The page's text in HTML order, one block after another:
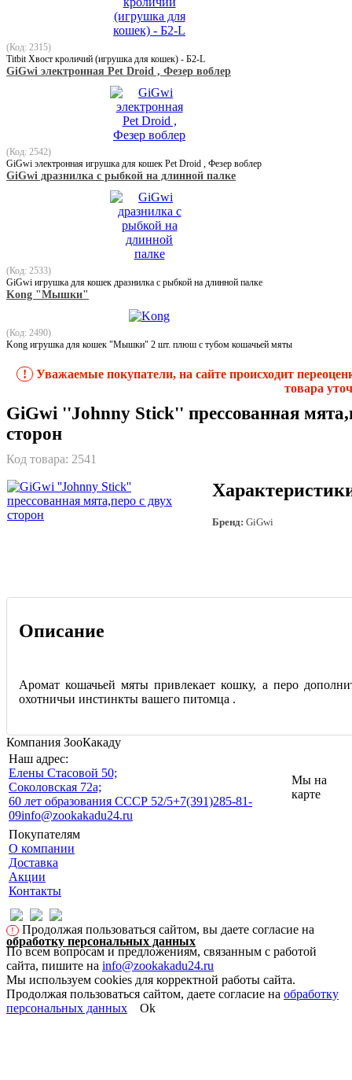
(Код: 2315)
Titbit Хвост кроличий (игрушка для кошек) - Б2-L
GiGwi электронная Pet Droid , Фезер воблер
(Код: 2542)
GiGwi электронная игрушка для кошек Pet Droid , Фезер воблер
GiGwi дразнилка с рыбкой на длинной палке
(Код: 2533)
GiGwi игрушка для кошек дразнилка с рыбкой на длинной палке
Kong "Мышки"
(Код: 2490)
Kong игрушка для кошек "Мышки" 2 шт. плюш с тубом кошачьей мяты
!
Уважаемые покупатели, на сайте происходит
товара
GiGwi ''Johnny Stick'' прессованная
сторон
Код товара: 2541
Бренд: GiGwi
Описание
Аромат кошачьей мяты привлекает кошку, а перо
охотничьи инстинкты вашего питомца .
Компания ЗооКакаду
Наш адрес:
Eлены Стасовой 50;
Соколовская 72а;
60 лет образования СССР 52/5+7(391)285-81-
09info@zookakadu24.ru
Мы на
карте
Покупателям
О компании
Доставка
Акции
Контакты
!
Продолжая пользоваться сайтом, вы даете согласие на
обработку персональных данных
По всем вопросам и предложениям, связанным с работой
сайта, пишите на info@zookakadu24.ru
Мы используем cookies для корректной работы сайта.
Продолжая пользоваться сайтом, даете согласие на обработку
персональных данных
Ok